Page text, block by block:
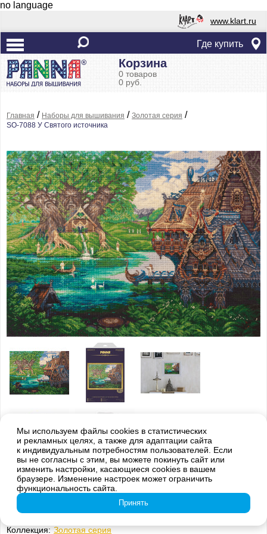
no language
www.klart.ru
Где купить
Корзина
0 товаров
0 руб.
Главная / Наборы для вышивания / Золотая серия /
SO-7088 У Святого источника
Внимание! Оттенки цветов готовой вышивки могут отличаться от
изображения на обложке из-за погрешностей цветопередачи
SO-7088 У Святого источника
Коллекция: Золотая серия
Мы используем файлы cookies в статистических
и рекламных целях, а также для адаптации сайта
к индивидуальным потребностям пользователей. Если
вы не согласны с этим, вы можете покинуть сайт или
изменить настройки, касающиеся cookies в вашем
браузере. Изменение настроек может ограничить
функциональность сайта.
Принять